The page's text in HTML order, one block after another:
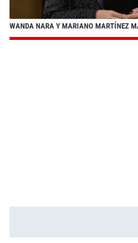
WANDA NARA Y MARIANO MARTÍNEZ